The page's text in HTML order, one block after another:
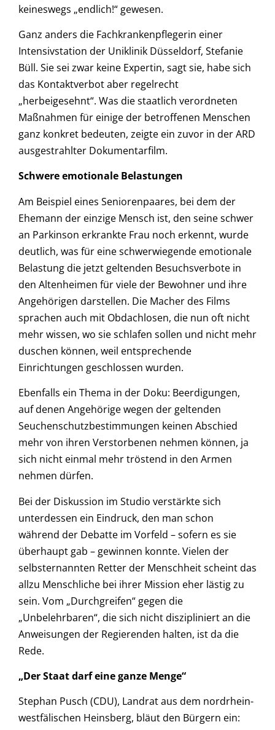
keineswegs „endlich!“ gewesen.
Ganz anders die Fachkrankenpflegerin einer
Intensivstation der Uniklinik Düsseldorf, Stefanie
Büll. Sie sei zwar keine Expertin, sagt sie, habe sich
das Kontaktverbot aber regelrecht
„herbeigesehnt“. Was die staatlich verordneten
Maßnahmen für einige der betroffenen Menschen
ganz konkret bedeuten, zeigte ein zuvor in der ARD
ausgestrahlter Dokumentarfilm.
Schwere emotionale Belastungen
Am Beispiel eines Seniorenpaares, bei dem der
Ehemann der einzige Mensch ist, den seine schwer
an Parkinson erkrankte Frau noch erkennt, wurde
deutlich, was für eine schwerwiegende emotionale
Belastung die jetzt geltenden Besuchsverbote in
den Altenheimen für viele der Bewohner und ihre
Angehörigen darstellen. Die Macher des Films
sprachen auch mit Obdachlosen, die nun oft nicht
mehr wissen, wo sie schlafen sollen und nicht mehr
duschen können, weil entsprechende
Einrichtungen geschlossen wurden.
Ebenfalls ein Thema in der Doku: Beerdigungen,
auf denen Angehörige wegen der geltenden
Seuchenschutzbestimmungen keinen Abschied
mehr von ihren Verstorbenen nehmen können, ja
sich nicht einmal mehr tröstend in den Armen
nehmen dürfen.
Bei der Diskussion im Studio verstärkte sich
unterdessen ein Eindruck, den man schon
während der Debatte im Vorfeld – sofern es sie
überhaupt gab – gewinnen konnte. Vielen der
selbsternannten Retter der Menschheit scheint das
allzu Menschliche bei ihrer Mission eher lästig zu
sein. Vom „Durchgreifen“ gegen die
„Unbelehrbaren“, die sich nicht diszipliniert an die
Anweisungen der Regierenden halten, ist da die
Rede.
„Der Staat darf eine ganze Menge“
Stephan Pusch (CDU), Landrat aus dem nordrhein-
westfälischen Heinsberg, bläut den Bürgern ein: